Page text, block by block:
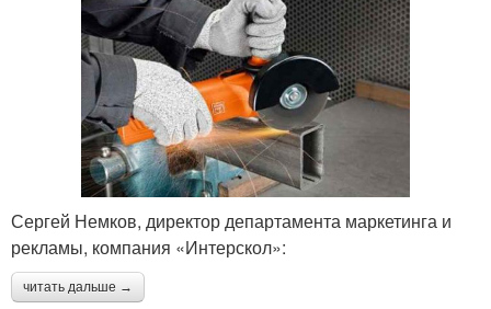
Сергей Немков, директор департамента маркетинга и
рекламы, компания «Интерскол»:
читать дальше →